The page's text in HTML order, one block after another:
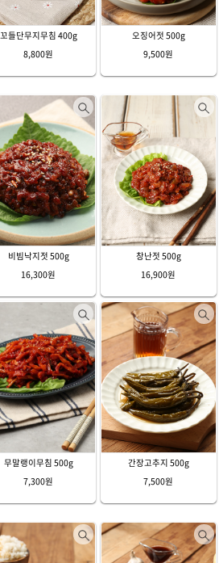
꼬들단무지무침 400g
8,800원
오징어젓 500g
9,500원
비빔낙지젓 500g
16,300원
창난젓 500g
16,900원
무말랭이무침 500g
7,300원
간장고추지 500g
7,500원